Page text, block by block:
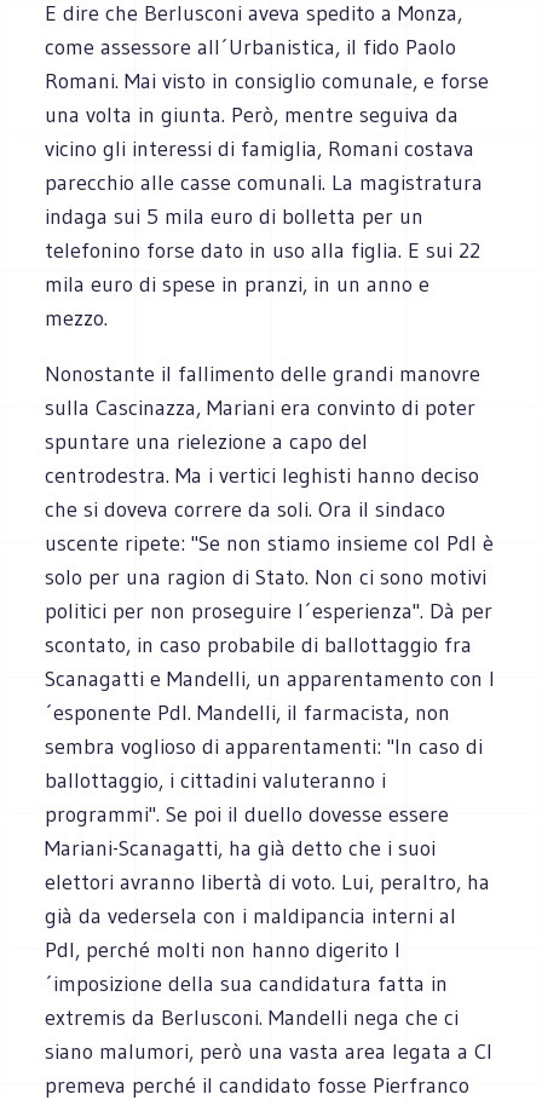
E dire che Berlusconi aveva spedito a Monza,
come assessore all´Urbanistica, il fido Paolo
Romani. Mai visto in consiglio comunale, e forse
una volta in giunta. Però, mentre seguiva da
vicino gli interessi di famiglia, Romani costava
parecchio alle casse comunali. La magistratura
indaga sui 5 mila euro di bolletta per un
telefonino forse dato in uso alla figlia. E sui 22
mila euro di spese in pranzi, in un anno e
mezzo.
Nonostante il fallimento delle grandi manovre
sulla Cascinazza, Mariani era convinto di poter
spuntare una rielezione a capo del
centrodestra. Ma i vertici leghisti hanno deciso
che si doveva correre da soli. Ora il sindaco
uscente ripete: "Se non stiamo insieme col Pdl è
solo per una ragion di Stato. Non ci sono motivi
politici per non proseguire l´esperienza". Dà per
scontato, in caso probabile di ballottaggio fra
Scanagatti e Mandelli, un apparentamento con l
´esponente Pdl. Mandelli, il farmacista, non
sembra voglioso di apparentamenti: "In caso di
ballottaggio, i cittadini valuteranno i
programmi". Se poi il duello dovesse essere
Mariani-Scanagatti, ha già detto che i suoi
elettori avranno libertà di voto. Lui, peraltro, ha
già da vedersela con i maldipancia interni al
Pdl, perché molti non hanno digerito l
´imposizione della sua candidatura fatta in
extremis da Berlusconi. Mandelli nega che ci
siano malumori, però una vasta area legata a Cl
premeva perché il candidato fosse Pierfranco